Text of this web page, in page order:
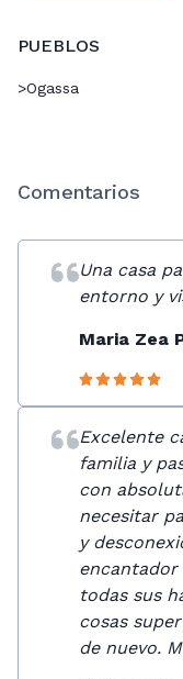
PUEBLOS
>Ogassa
Comentarios
Una casa
entorno y
Maria Zea
Excelente
familia y
con
necesitar
y
encantador
todas sus
cosas
de nuevo.